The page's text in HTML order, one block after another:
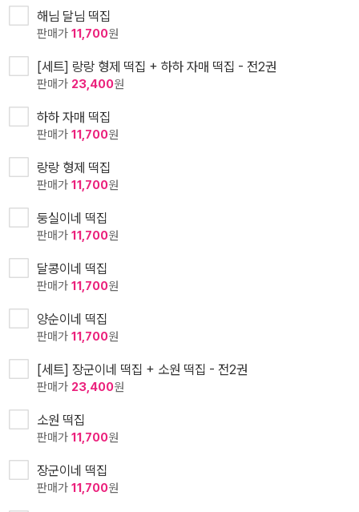
해님 달님 떡집
판매가 11,700원
[세트] 랑랑 형제 떡집 + 하하 자매 떡집 - 전2권
판매가 23,400원
하하 자매 떡집
판매가 11,700원
랑랑 형제 떡집
판매가 11,700원
둥실이네 떡집
판매가 11,700원
달콩이네 떡집
판매가 11,700원
양순이네 떡집
판매가 11,700원
[세트] 장군이네 떡집 + 소원 떡집 - 전2권
판매가 23,400원
소원 떡집
판매가 11,700원
장군이네 떡집
판매가 11,700원